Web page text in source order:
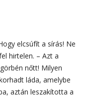
elcsúfít a sírás! Ne
hirtelen. – Azt a
nőtt! Milyen
láda, amelybe
aztán leszakította a